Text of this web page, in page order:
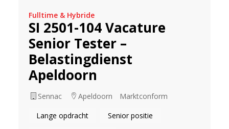
Fulltime & Hybride
SI 2501-104 Vacature
Senior Tester –
Belastingdienst
Apeldoorn
Sennac Apeldoorn
Marktconform
Lange opdracht
Senior positie